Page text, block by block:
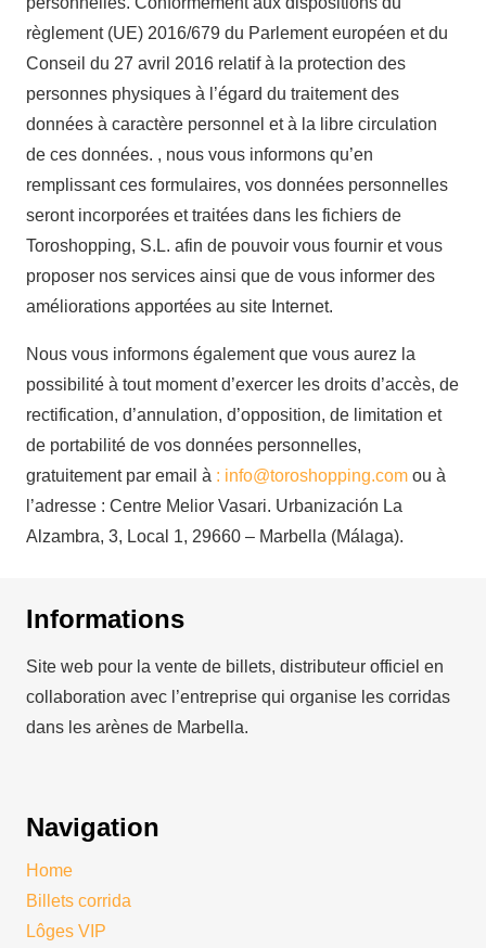
règlement (UE) 2016/679 du Parlement européen et du
Conseil du 27 avril 2016 relatif à la protection des
personnes physiques à l’égard du traitement des
données à caractère personnel et à la libre circulation
de ces données. , nous vous informons qu’en
remplissant ces formulaires, vos données personnelles
seront incorporées et traitées dans les fichiers de
Toroshopping, S.L. afin de pouvoir vous fournir et vous
proposer nos services ainsi que de vous informer des
améliorations apportées au site Internet.
Nous vous informons également que vous aurez la
possibilité à tout moment d’exercer les droits d’accès, de
rectification, d’annulation, d’opposition, de limitation et
de portabilité de vos données personnelles,
gratuitement par email à : info@toroshopping.com ou à
l’adresse : Centre Melior Vasari. Urbanización La
Alzambra, 3, Local 1, 29660 – Marbella (Málaga).
Informations
Site web pour la vente de billets, distributeur officiel en
collaboration avec l’entreprise qui organise les corridas
dans les arènes de Marbella.
Navigation
Home
Billets corrida
Lôges VIP